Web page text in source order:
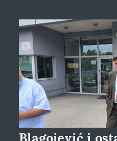
Blagojević i